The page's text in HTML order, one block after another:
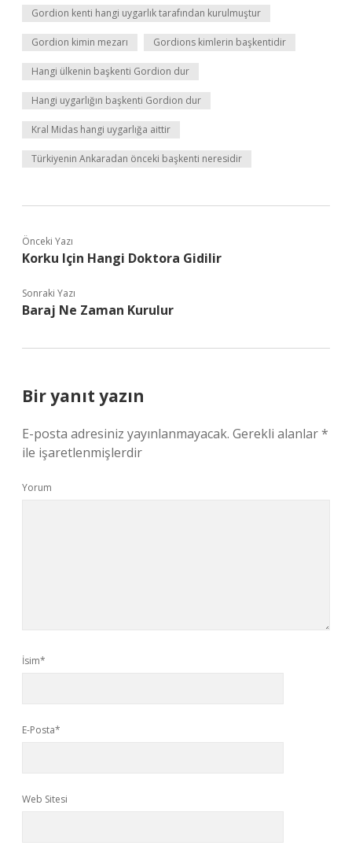
Gordion kenti hangi uygarlık tarafından kurulmuştur
Gordion kimin mezarı Gordions kimlerin başkentidir
Hangi ülkenin başkenti Gordion dur
Hangi uygarlığın başkenti Gordion dur
Kral Midas hangi uygarlığa aittir
Türkiyenin Ankaradan önceki başkenti neresidir
Önceki Yazı
Korku Için Hangi Doktora Gidilir
Sonraki Yazı
Baraj Ne Zaman Kurulur
Bir yanıt yazın
E-posta adresiniz yayınlanmayacak. Gerekli alanlar*
ile işaretlenmişlerdir
Yorum
İsim*
E-Posta*
Web Sitesi